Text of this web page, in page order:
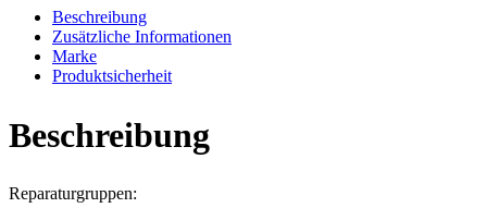
Reparaturanleitung
Menge
Beschreibung
Zusätzliche Informationen
Marke
Produktsicherheit
Beschreibung
Reparaturgruppen: